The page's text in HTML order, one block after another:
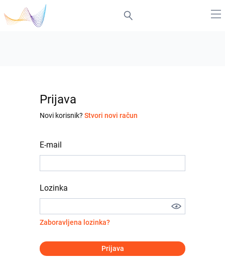
Prijava
Novi korisnik? Stvori novi račun
E-mail
Lozinka
Zaboravljena lozinka?
Prijava